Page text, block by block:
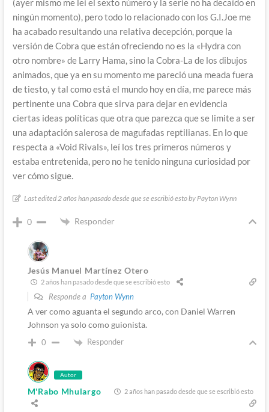
ningún momento), pero todo lo relacionado con los G.I.Joe me
ha acabado resultando una relativa decepción, porque la
versión de Cobra que están ofreciendo no es la «Hydra con
otro nombre» de Larry Hama, sino la Cobra-La de los dibujos
animados, que ya en su momento me pareció una meada fuera
de tiesto, y tal como está el mundo hoy en día, me parece más
pertinente una Cobra que sirva para dejar en evidencia
ciertas ideas políticas que otra que parezca que se limite a ser
una adaptación salerosa de magufadas reptilianas. En lo que
respecta a «Void Rivals», leí los tres primeros números y
estaba entretenida, pero no he tenido ninguna curiosidad por
ver cómo sigue.
Last edited 2 años han pasado desde que se escribió esto by Payton Wynn
0 Responder
Jesús Manuel Martínez Otero
2 años han pasado desde que se escribió esto
Responde a Payton Wynn
A ver como aguanta el segundo arco, con Daniel Warren
Johnson ya solo como guionista.
0 Responder
Autor
M'Rabo Mhulargo 2 años han pasado desde que se escribió esto